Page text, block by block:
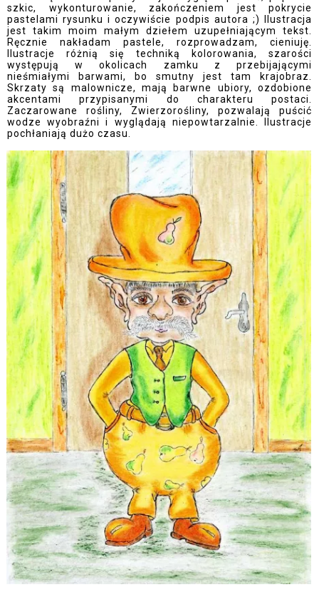
szkic, wykonturowanie, zakończeniem jest pokrycie
pastelami rysunku i oczywiście podpis autora ;) Ilustracja
jest takim moim małym dziełem uzupełniającym tekst.
Ręcznie nakładam pastele, rozprowadzam, cieniuję.
Ilustracje różnią się techniką kolorowania, szarości
występują w okolicach zamku z przebijającymi
nieśmiałymi barwami, bo smutny jest tam krajobraz.
Skrzaty są malownicze, mają barwne ubiory, ozdobione
akcentami przypisanymi do charakteru postaci.
Zaczarowane rośliny, Zwierzorośliny, pozwalają puścić
wodze wyobraźni i wyglądają niepowtarzalnie. Ilustracje
pochłaniają dużo czasu.